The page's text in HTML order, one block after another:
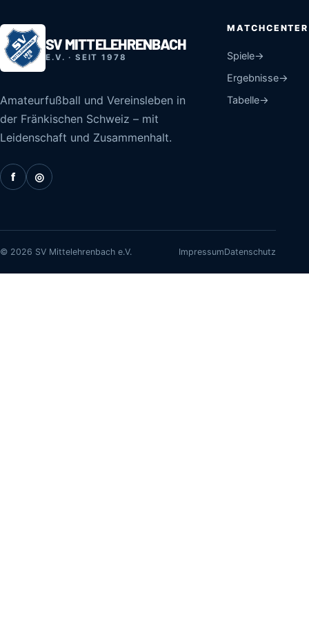
SV MITTELEHRENBACH
E.V. · SEIT 1978
Amateurfußball und Vereinsleben in
der Fränkischen Schweiz – mit
Leidenschaft und Zusammenhalt.
f ◎
MATCHCENTER
Spiele→
Ergebnisse→
Tabelle→
© 2026 SV Mittelehrenbach e.V. ImpressumDatenschutz